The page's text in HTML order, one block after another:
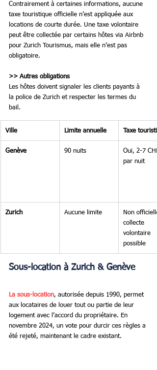
Contrairement à certaines informations, aucune
taxe touristique officielle n’est appliquée aux
locations de courte durée. Une taxe volontaire
peut être collectée par certains hôtes via Airbnb
pour Zurich Tourismus, mais elle n’est pas
obligatoire.
>> Autres obligations
Les hôtes doivent signaler les clients payants à
la police de Zurich et respecter les termes du
bail.
Ville Limite annuelle Taxe
Genève 90 nuits
Oui, 2-7
par nuit
Zurich Aucune limite
Non
collecte
volontaire
possible
Sous-location à Zurich & Genève
La sous-location, autorisée depuis 1990, permet
aux locataires de louer tout ou partie de leur
logement avec l’accord du propriétaire. En
novembre 2024, un vote pour durcir ces règles a
été rejeté, maintenant le cadre existant.